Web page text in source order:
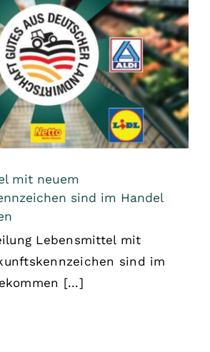
mit neuem
sind im Handel
angekommen
Allgemein
mit neuem
sind im Handel
Lebensmittel mit
sind im
[...]